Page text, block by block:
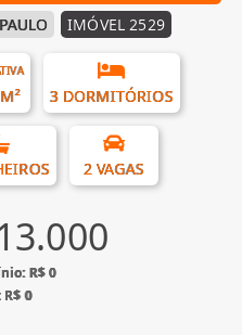
IMÓVEL 2529
3 DORMITÓRIOS
2 VAGAS
R$ 0
R$ 0